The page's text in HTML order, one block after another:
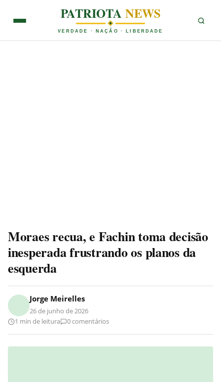
PATRIOTANEWS
VERDADE · NAÇÃO · LIBERDADE
Moraes recua, e Fachin toma decisão
inesperada frustrando os planos da
esquerda
Jorge Meirelles
26 de junho de 2026
1 min de leitura
0 comentários